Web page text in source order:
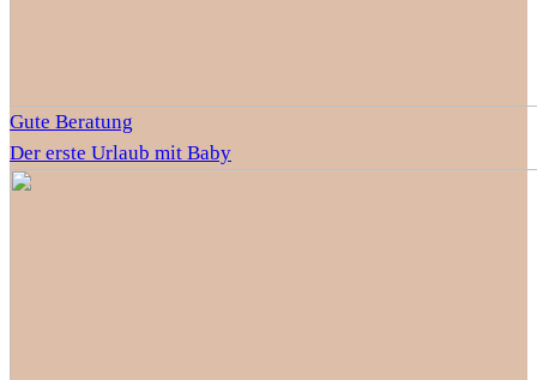
Gute Beratung
Der erste Urlaub mit Baby